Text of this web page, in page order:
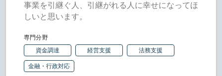
事業を引継ぐ人、引継がれる人に幸せになってほ
しいと思います。
専門分野
資金調達
経営支援 法務支援
金融・行政対応